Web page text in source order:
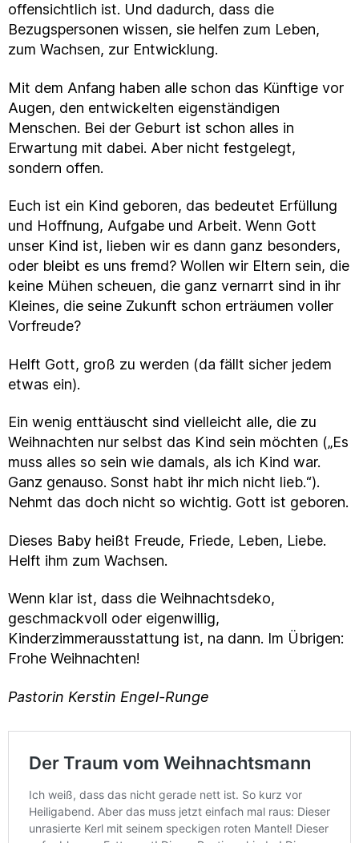
offensichtlich ist. Und dadurch, dass die
Bezugspersonen wissen, sie helfen zum Leben,
zum Wachsen, zur Entwicklung.
Mit dem Anfang haben alle schon das Künftige vor
Augen, den entwickelten eigenständigen
Menschen. Bei der Geburt ist schon alles in
Erwartung mit dabei. Aber nicht festgelegt,
sondern offen.
Euch ist ein Kind geboren, das bedeutet Erfüllung
und Hoffnung, Aufgabe und Arbeit. Wenn Gott
unser Kind ist, lieben wir es dann ganz besonders,
oder bleibt es uns fremd? Wollen wir Eltern sein, die
keine Mühen scheuen, die ganz vernarrt sind in ihr
Kleines, die seine Zukunft schon erträumen voller
Vorfreude?
Helft Gott, groß zu werden (da fällt sicher jedem
etwas ein).
Ein wenig enttäuscht sind vielleicht alle, die zu
Weihnachten nur selbst das Kind sein möchten („Es
muss alles so sein wie damals, als ich Kind war.
Ganz genauso. Sonst habt ihr mich nicht lieb.“).
Nehmt das doch nicht so wichtig. Gott ist geboren.
Dieses Baby heißt Freude, Friede, Leben, Liebe.
Helft ihm zum Wachsen.
Wenn klar ist, dass die Weihnachtsdeko,
geschmackvoll oder eigenwillig,
Kinderzimmerausstattung ist, na dann. Im Übrigen:
Frohe Weihnachten!
Pastorin Kerstin Engel-Runge